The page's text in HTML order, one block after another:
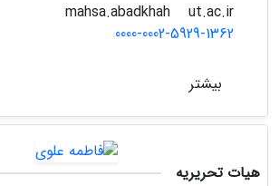
ut.ac.ir
0000-0002-5929-1362
بیشتر
هیات تحریریه